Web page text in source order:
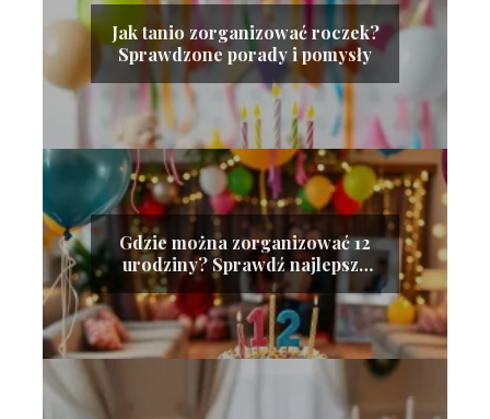
Jak tanio zorganizować roczek?
Sprawdzone porady i pomysły
Gdzie można zorganizować 12
urodziny? Sprawdź najlepsze
miejsca!